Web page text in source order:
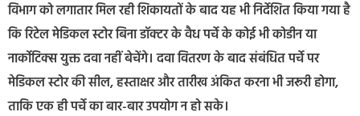
विभाग को लगातार मिल रही शिकायतों के बाद यह भी निर्देशित किया गया है
कि रिटेल मेडिकल स्टोर बिना डॉक्टर के वैध पर्चे के कोई भी कोडीन या
नार्कोटिक्स युक्त दवा नहीं बेचेंगे। दवा वितरण के बाद संबंधित पर्चे पर
मेडिकल स्टोर की सील, हस्ताक्षर और तारीख अंकित करना भी जरूरी होगा,
ताकि एक ही पर्चे का बार-बार उपयोग न हो सके।